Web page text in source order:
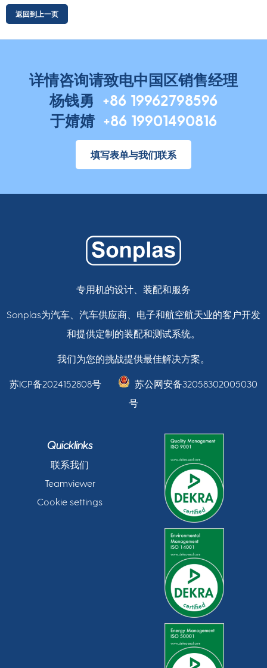
详情咨询请致电中国区销售经理
杨钱勇 +86 19962798596
于婧婧 +86 19901490816
填写表单与我们联系
专用机的设计、装配和服务
Sonplas为汽车、汽车供应商、电子和航空航天业的客户开发
和提供定制的装配和测试系统。
我们为您的挑战提供最佳解决方案。
苏ICP备2024152808号
苏公网安备32058302005030
号
Quicklinks
联系我们
Teamviewer
Cookie settings